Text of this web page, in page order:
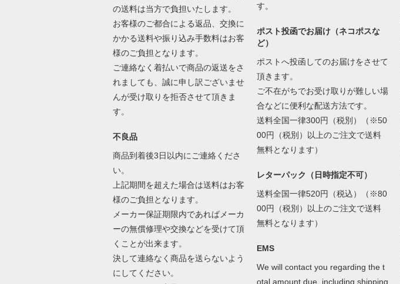
の送料は当方で負担いたします。
お客様のご都合による返品、交換に
かかる送料や振り込み手数料はお客
様のご負担となります。
ご連絡なく着払いで商品の返送をさ
れましても、誠に申し訳ございませ
んが受け取りを拒否させて頂きま
す。
不良品
商品到着後3日以内にご連絡くださ
い。
上記期間を超えた場合は送料はお客
様のご負担となります。
メーカー保証期限内であればメーカ
ーの無償修理や交換などを受けて頂
くことが出来ます。
決して連絡なく商品を送らないよう
にしてください。
す。
ポスト投函でお届け（ネコポスな
ど）
ポストへ投函してのお届けをさせて
頂きます。
ご不在がちでお受け取りが難しい場
合などに便利な配送方法です。
送料全国一律300円（税別）（※50
00円（税別）以上のご注文で送料
無料となります）
レターパック（日時指定不可）
送料全国一律520円（税込）（※80
00円（税別）以上のご注文で送料
無料となります）
EMS
We will contact you regarding the t
otal amount due, including shipping